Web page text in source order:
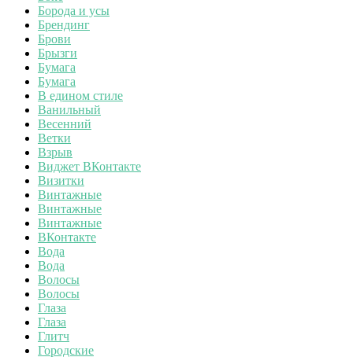
Борода и усы
Брендинг
Брови
Брызги
Бумага
Бумага
В едином стиле
Ванильный
Весенний
Ветки
Взрыв
Виджет ВКонтакте
Визитки
Винтажные
Винтажные
Винтажные
ВКонтакте
Вода
Вода
Волосы
Волосы
Глаза
Глаза
Глитч
Городские